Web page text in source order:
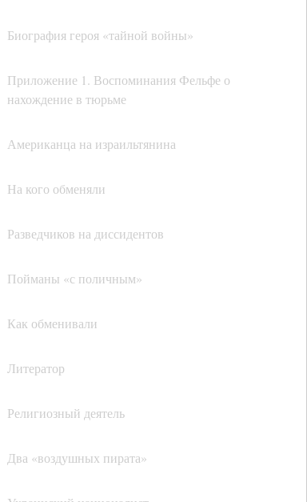
Биография героя «тайной войны»
Приложение 1. Воспоминания Фельфе о
нахождение в тюрьме
Американца на израильтянина
На кого обменяли
Разведчиков на диссидентов
Пойманы «с поличным»
Как обменивали
Литератор
Религиозный деятель
Два «воздушных пирата»